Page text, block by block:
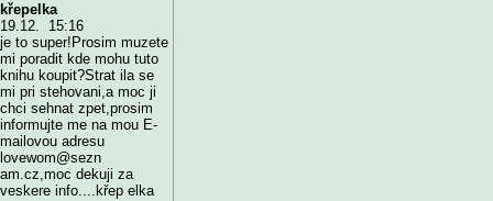
křepelka
19.12. 15:16
je to super!Prosim muzete
mi poradit kde mohu tuto
knihu koupit?Strat ila se
mi pri stehovani,a moc ji
chci sehnat zpet,prosim
informujte me na mou E-
mailovou adresu
lovewom@sezn
am.cz,moc dekuji za
veskere info....křep elka